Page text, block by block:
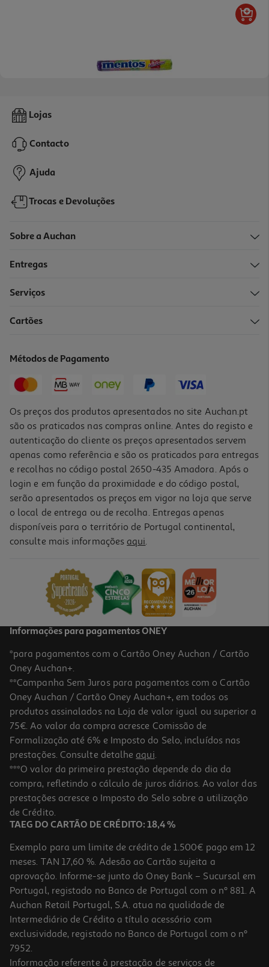
Drops Mentos Rainbow 38g
0,99 €
Drops De Fruta Mentos Sour 37.5g
Caramelos Mentos Berry Mix 38g
26.05 €/Kg
0,99 €
Lojas
Contacto
Ajuda
Trocas e Devoluções
Sobre a Auchan
Entregas
Serviços
Cartões
Métodos de Pagamento
Os preços dos produtos apresentados no site Auchan.pt
são os praticados nas compras online. Antes do registo e
autenticação do cliente os preços apresentados servem
apenas como referência e são os praticados para entregas
e recolhas no código postal 2650-435 Amadora. Após o
login e em função da proximidade e do código postal,
serão apresentados os preços em vigor na loja que serve
o local de entrega ou de recolha. Entregas apenas
disponíveis para o território de Portugal continental,
consulte mais informações aqui.
Informações para pagamentos ONEY
*para pagamentos com o Cartão Oney Auchan / Cartão
Oney Auchan+.
**Campanha Sem Juros para pagamentos com o Cartão
Oney Auchan / Cartão Oney Auchan+, em todos os
produtos assinalados na Loja de valor igual ou superior a
75€. Ao valor da compra acresce Comissão de
Formalização até 6% e Imposto do Selo, incluídos nas
prestações. Consulte detalhe aqui.
***O valor da primeira prestação depende do dia da
compra, refletindo o cálculo de juros diários. Ao valor das
prestações acresce o Imposto do Selo sobre a utilização
de Crédito.
TAEG DO CARTÃO DE CRÉDITO: 18,4 %
Exemplo para um limite de crédito de 1.500€ pago em 12
meses. TAN 17,60 %. Adesão ao Cartão sujeita a
aprovação. Informe-se junto do Oney Bank – Sucursal em
Portugal, registado no Banco de Portugal com o nº 881. A
Auchan Retail Portugal, S.A. atua na qualidade de
Intermediário de Crédito a título acessório com
exclusividade, registado no Banco de Portugal com o nº
7952.
Informação referente à prestação de serviços de